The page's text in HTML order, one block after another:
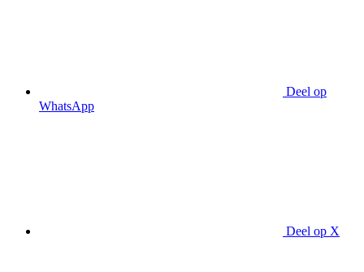
Deel op
WhatsApp
Deel op X